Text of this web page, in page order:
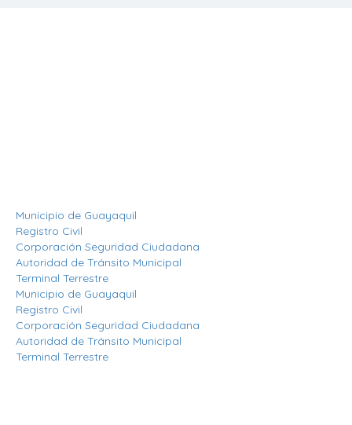
Municipio de Guayaquil
Registro Civil
Corporación Seguridad Ciudadana
Autoridad de Tránsito Municipal
Terminal Terrestre
Municipio de Guayaquil
Registro Civil
Corporación Seguridad Ciudadana
Autoridad de Tránsito Municipal
Terminal Terrestre